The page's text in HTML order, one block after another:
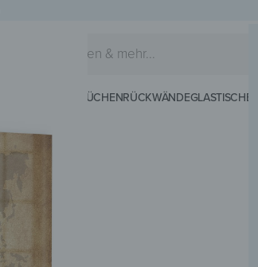
KÜCHENRÜCKWÄNDEGLASTISCHE